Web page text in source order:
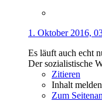
1. Oktober 2016,
Es läuft auch echt
Der sozialistische
Zitieren
Inhalt melden
Zum